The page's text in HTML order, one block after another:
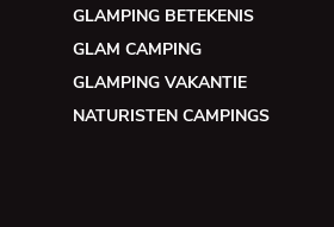
GLAMPING BETEKENIS
GLAM CAMPING
GLAMPING VAKANTIE
NATURISTEN CAMPINGS